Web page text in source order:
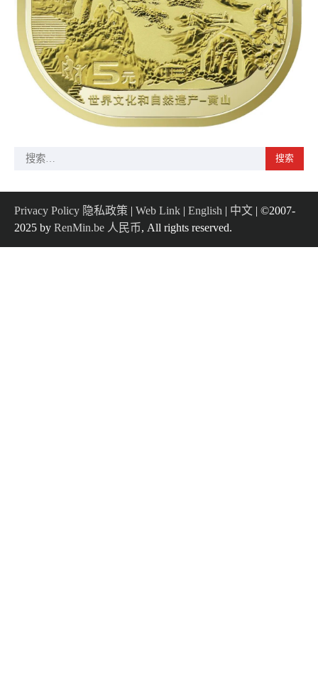
Privacy Policy 隐私政策 | Web Link | English | 中文 | ©2007-
2025 by RenMin.be 人民币, All rights reserved.